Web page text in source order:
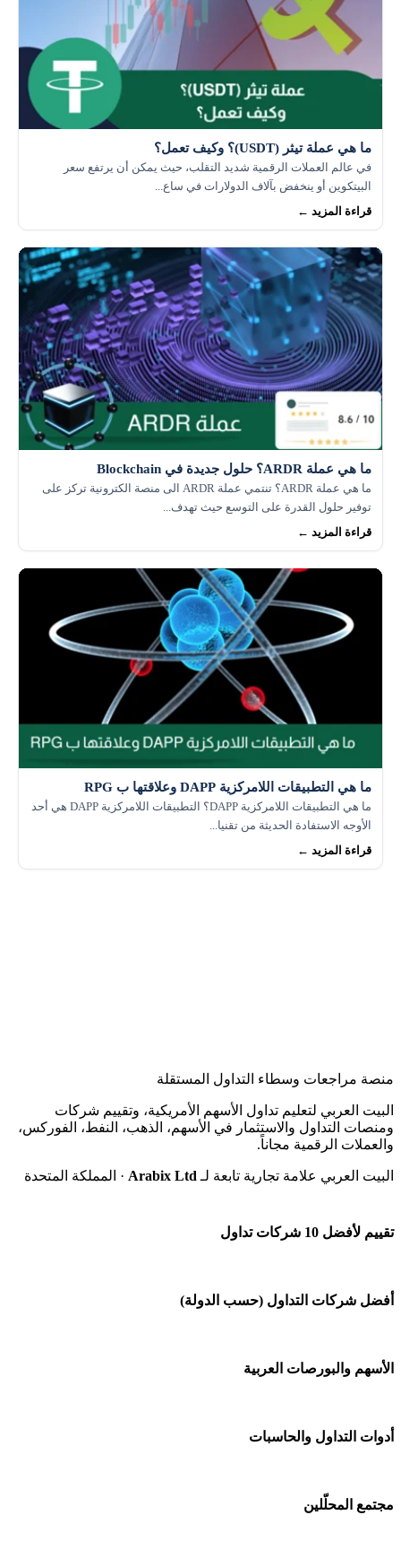
ما هي عملة تيثر (USDT)؟ وكيف تعمل؟
في عالم العملات الرقمية شديد التقلب، حيث يمكن أن يرتفع سعر
البيتكوين أو ينخفض بآلاف الدولارات في ساع...
قراءة المزيد ←
ما هي عملة ARDR؟ حلول جديدة في Blockchain
ما هي عملة ARDR؟ تنتمي عملة ARDR الى منصة الكترونية تركز على
توفير حلول القدرة على التوسع حيث تهدف...
قراءة المزيد ←
ما هي التطبيقات اللامركزية DAPP وعلاقتها ب RPG
ما هي التطبيقات اللامركزية DAPP؟ التطبيقات اللامركزية DAPP هي أحد
الأوجه الاستفادة الحديثة من تقنيا...
قراءة المزيد ←
منصة مراجعات وسطاء التداول المستقلة
البيت العربي لتعليم تداول الأسهم الأمريكية، وتقييم شركات
ومنصات التداول والاستثمار في الأسهم، الذهب، النفط، الفوركس،
والعملات الرقمية مجاناً.
البيت العربي علامة تجارية تابعة لـ Arabix Ltd · المملكة المتحدة
تقييم لأفضل 10 شركات تداول
شركة Capital.com
منصة بينانس
شركة Xm
أفضل شركات التداول (حسب الدولة)
شركات تداول في السعودية
شركات تداول في قطر
الأسهم والبورصات العربية
🌍 كل البورصات العربية
أدوات التداول والحاسبات
🕌 حاسبة الزكاة
مجتمع المحلّلين